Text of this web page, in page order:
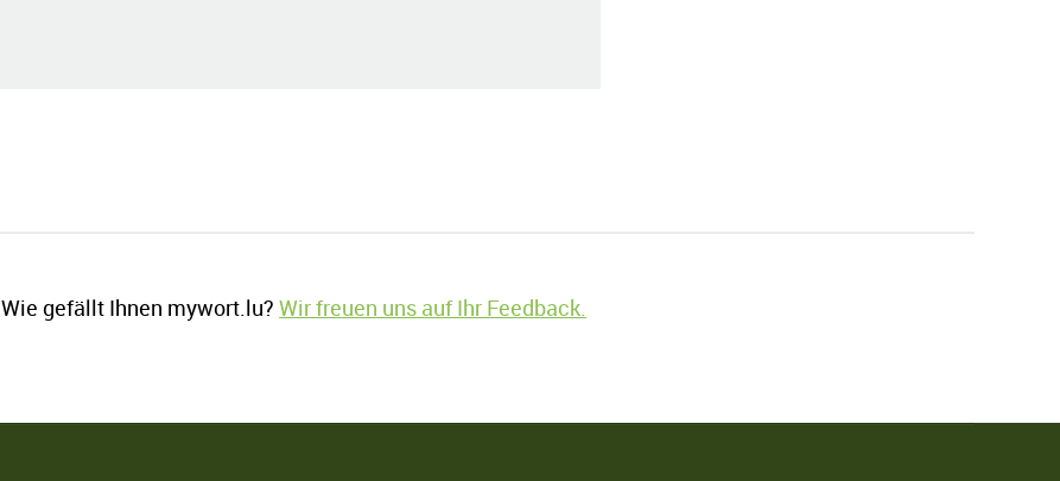
Wie gefällt Ihnen mywort.lu?Wir freuen uns auf Ihr Feedback.